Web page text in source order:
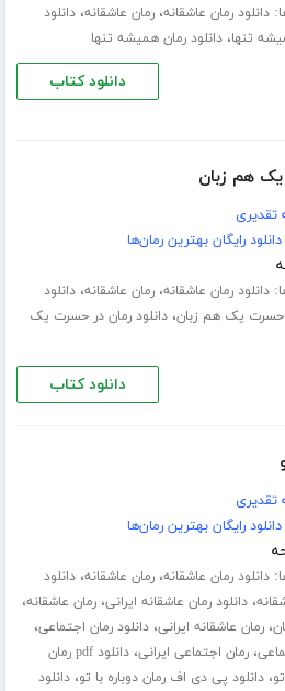
دانلود رمان عاشقانه،رمان عاشقانه،دانلود
تنها،دانلود رمان همیشه تنها
دانلود کتاب
یک هم زبان
تقدیری
دانلود رایگان بهترین رمان‌ها
دانلود رمان عاشقانه،رمان عاشقانه،دانلود
حسرت یک هم زبان،دانلود رمان در حسرت یک
دانلود کتاب
تقدیری
دانلود رایگان بهترین رمان‌ها
دانلود رمان عاشقانه،رمان عاشقانه،دانلود
،دانلود رمان عاشقانه ایرانی،رمان عاشقانه،
،رمان عاشقانه ایرانی،دانلود رمان اجتماعی،
،رمان اجتماعی ایرانی،
دانلود pdf رمان
،دانلود پی دی اف رمان دوباره با تو،دانلود